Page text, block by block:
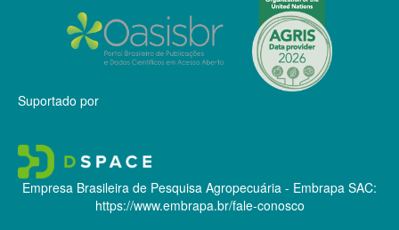
Suportado por
Empresa Brasileira de Pesquisa Agropecuária - Embrapa SAC:
https://www.embrapa.br/fale-conosco